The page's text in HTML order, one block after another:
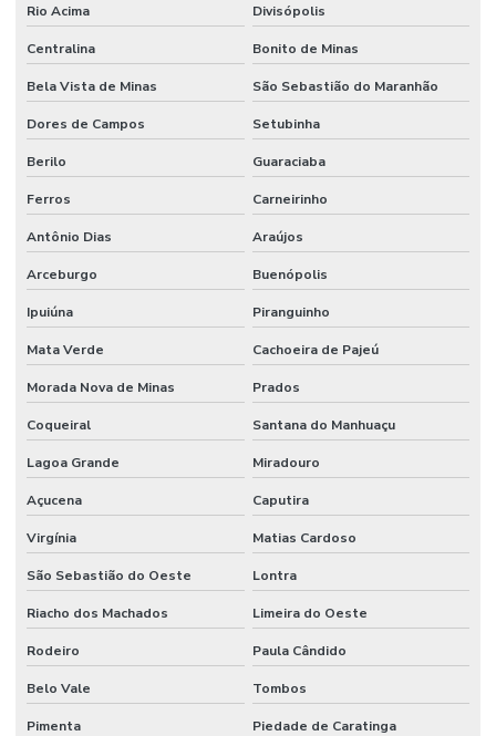
Rio Acima Divisópolis
Centralina Bonito de Minas
Bela Vista de Minas São Sebastião do Maranhão
Dores de Campos Setubinha
Berilo Guaraciaba
Ferros Carneirinho
Antônio Dias Araújos
Arceburgo Buenópolis
Ipuiúna Piranguinho
Mata Verde Cachoeira de Pajeú
Morada Nova de Minas Prados
Coqueiral Santana do Manhuaçu
Lagoa Grande Miradouro
Açucena Caputira
Virgínia Matias Cardoso
São Sebastião do Oeste Lontra
Riacho dos Machados Limeira do Oeste
Rodeiro Paula Cândido
Belo Vale Tombos
Pimenta Piedade de Caratinga